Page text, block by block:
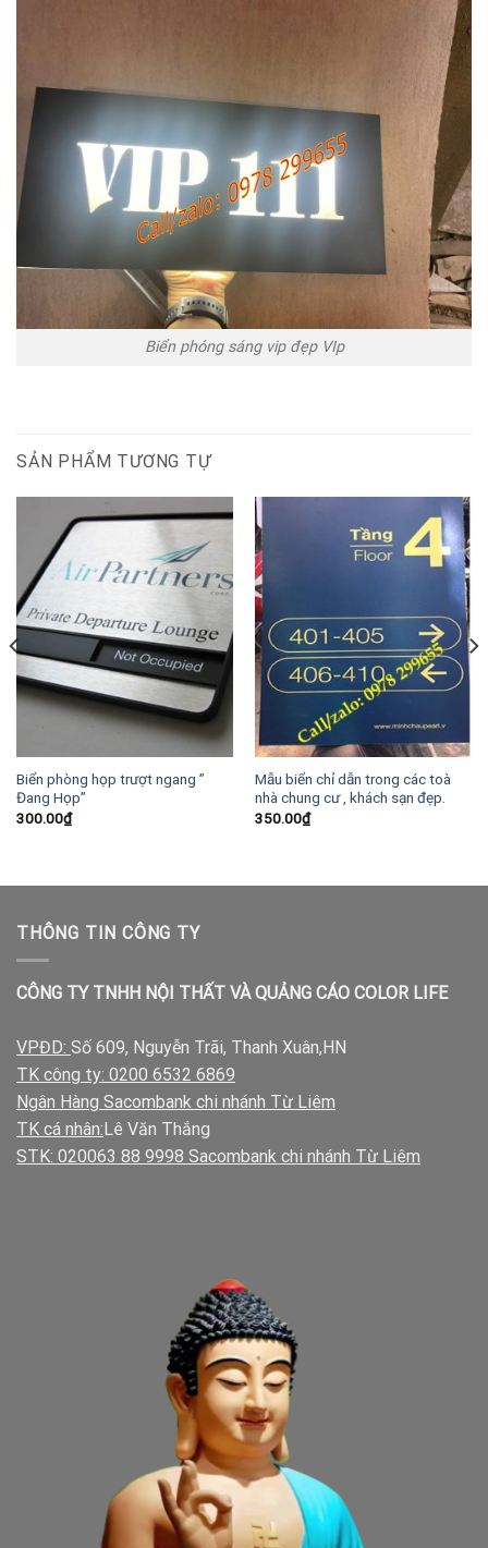
Biển phóng sáng vip đẹp VIp
SẢN PHẨM TƯƠNG TỰ
Biển phòng họp trượt ngang ”
Đang Họp”
300.00₫
Mẫu biển chỉ dẫn trong các toà
nhà chung cư , khách sạn đẹp.
350.00₫
THÔNG TIN CÔNG TY
CÔNG TY TNHH NỘI THẤT VÀ QUẢNG CÁO COLOR LIFE
VPĐD: Số 609, Nguyễn Trãi, Thanh Xuân,HN
TK công ty: 0200 6532 6869
Ngân Hàng Sacombank chi nhánh Từ Liêm
TK cá nhân:Lê Văn Thắng
STK: 020063 88 9998 Sacombank chi nhánh Từ Liêm